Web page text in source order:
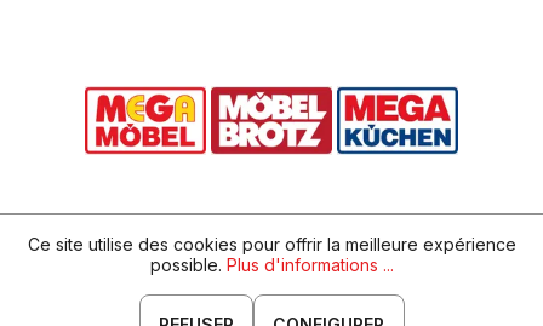
Ce site utilise des cookies pour offrir la meilleure expérience
possible. Plus d'informations ...